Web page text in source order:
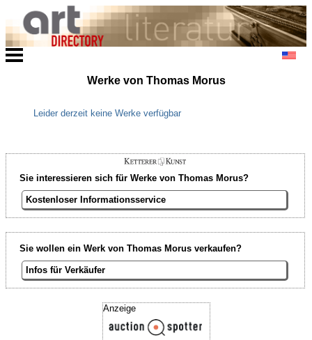
Werke von Thomas Morus
Leider derzeit keine Werke verfügbar
Sie interessieren sich für Werke von Thomas Morus?
Kostenloser Informationsservice
Sie wollen ein Werk von Thomas Morus verkaufen?
Infos für Verkäufer
Anzeige